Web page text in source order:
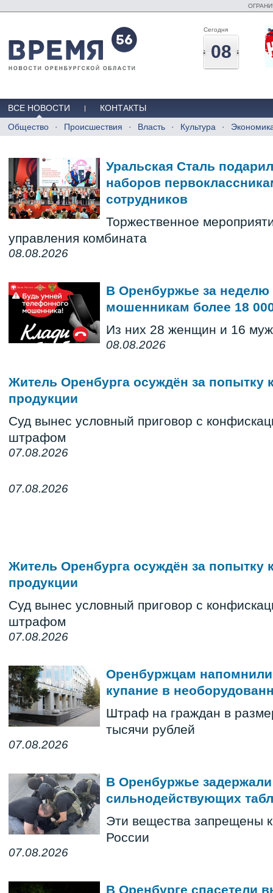
Сегодня
08
ВСЕ НОВОСТИ
КОНТАКТЫ
Общество
Происшествия Власть Культура
Уральская Сталь
наборов
сотрудников
Торжественное
управления комбината
08.08.2026
В Оренбуржье за неделю
мошенникам более 18
Из них 28 женщин и 16
08.08.2026
Житель Оренбурга осуждён за попытку
продукции
Суд вынес условный приговор с
штрафом
07.08.2026
07.08.2026
Житель Оренбурга осуждён за попытку
продукции
Суд вынес условный приговор с
штрафом
07.08.2026
Оренбуржцам напомнили
купание в
Штраф на граждан в
тысячи рублей
07.08.2026
В Оренбуржье
сильнодействующих
Эти вещества запрещены
России
07.08.2026
В Оренбурге спасетели